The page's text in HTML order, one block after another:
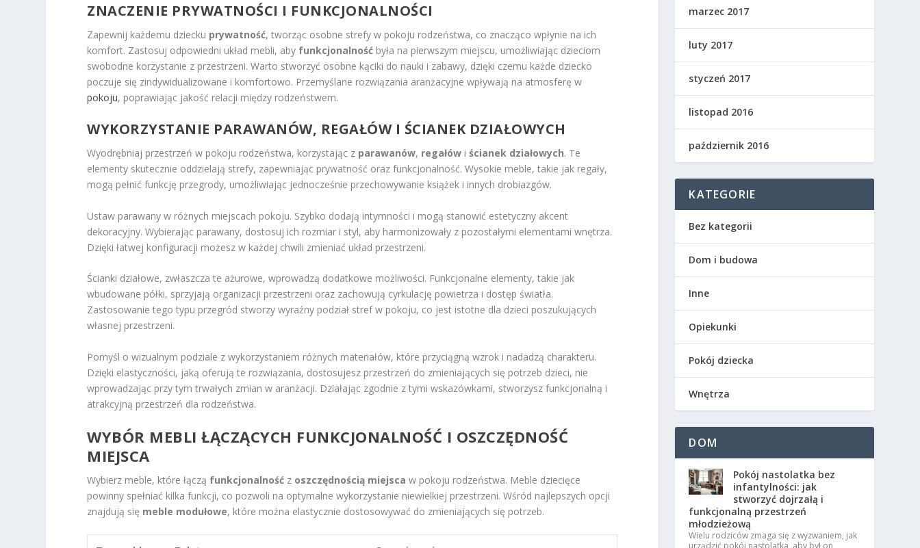
ZNACZENIE PRYWATNOŚCI I FUNKCJONALNOŚCI
Zapewnij każdemu dziecku prywatność, tworząc osobne strefy w pokoju rodzeństwa, co znacząco wpłynie na ich
komfort. Zastosuj odpowiedni układ mebli, aby funkcjonalność była na pierwszym miejscu, umożliwiając dzieciom
swobodne korzystanie z przestrzeni. Warto stworzyć osobne kąciki do nauki i zabawy, dzięki czemu każde dziecko
poczuje się zindywidualizowane i komfortowo. Przemyślane rozwiązania aranżacyjne wpływają na atmosferę w
pokoju, poprawiając jakość relacji między rodzeństwem.
WYKORZYSTANIE PARAWANÓW, REGAŁÓW I ŚCIANEK DZIAŁOWYCH
Wyodrębniaj przestrzeń w pokoju rodzeństwa, korzystając z parawanów, regałów iścianek działowych. Te
elementy skutecznie oddzielają strefy, zapewniając prywatność oraz funkcjonalność. Wysokie meble, takie jak regały,
mogą pełnić funkcję przegrody, umożliwiając jednocześnie przechowywanie książek i innych drobiazgów.
Ustaw parawany w różnych miejscach pokoju. Szybko dodają intymności i mogą stanowić estetyczny akcent
dekoracyjny. Wybierając parawany, dostosuj ich rozmiar i styl, aby harmonizowały z pozostałymi elementami wnętrza.
Dzięki łatwej konfiguracji możesz w każdej chwili zmieniać układ przestrzeni.
Ścianki działowe, zwłaszcza te ażurowe, wprowadzą dodatkowe możliwości. Funkcjonalne elementy, takie jak
wbudowane półki, sprzyjają organizacji przestrzeni oraz zachowują cyrkulację powietrza i dostęp światła.
Zastosowanie tego typu przegród stworzy wyraźny podział stref w pokoju, co jest istotne dla dzieci poszukujących
własnej przestrzeni.
Pomyśl o wizualnym podziale z wykorzystaniem różnych materiałów, które przyciągną wzrok i nadadzą charakteru.
Dzięki elastyczności, jaką oferują te rozwiązania, dostosujesz przestrzeń do zmieniających się potrzeb dzieci, nie
wprowadzając przy tym trwałych zmian w aranżacji. Działając zgodnie z tymi wskazówkami, stworzysz funkcjonalną i
atrakcyjną przestrzeń dla rodzeństwa.
WYBÓR MEBLI ŁĄCZĄCYCH FUNKCJONALNOŚĆ I OSZCZĘDNOŚĆ
MIEJSCA
Wybierz meble, które łączą funkcjonalność z oszczędnością miejsca w pokoju rodzeństwa. Meble dziecięce
powinny spełniać kilka funkcji, co pozwoli na optymalne wykorzystanie niewielkiej przestrzeni. Wśród najlepszych opcji
znajdują się meble modułowe, które można elastycznie dostosowywać do zmieniających się potrzeb.
marzec 2017
luty 2017
styczeń 2017
listopad 2016
październik 2016
KATEGORIE
Bez kategorii
Dom i budowa
Inne
Opiekunki
Pokój dziecka
Wnętrza
DOM
Pokój nastolatka bez
infantylności: jak
stworzyć dojrzałą i
funkcjonalną przestrzeń
młodzieżową
Wielu rodziców zmaga się z wyzwaniem, jak